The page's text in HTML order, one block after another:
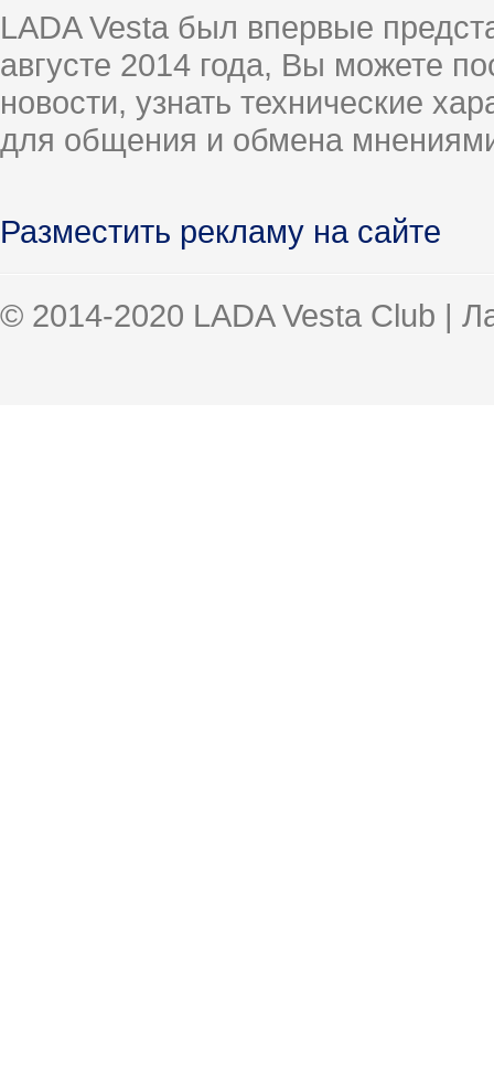
LADA Vesta был впервые
августе 2014 года, Вы можете
новости, узнать технические
для общения и обмена
Разместить рекламу на сайте
© 2014-2020 LADA Vesta Club |